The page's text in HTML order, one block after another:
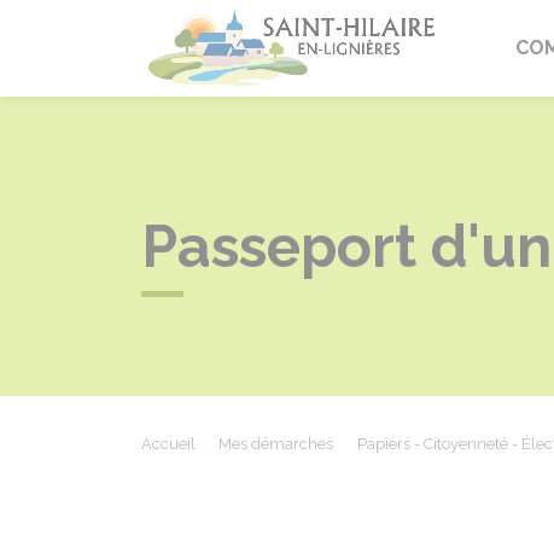
Saint-
Passeport
Accueil Mes démarches Papiers - Citoyenneté -